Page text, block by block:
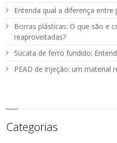
Entenda qual a diferença
Borras plásticas: O que são e
reaproveitadas?
Sucata de ferro fundido:
PEAD de injeção: um material
Categorias